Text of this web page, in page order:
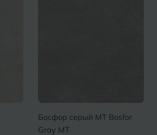
Босфор серый MT Bosfor
Gray MT